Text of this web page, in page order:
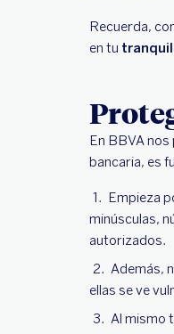
Recuerda,
en tu
En BBVA
bancaria, es
Empieza
minúsculas,
autorizados.
Además,
ellas se ve
Al mismo